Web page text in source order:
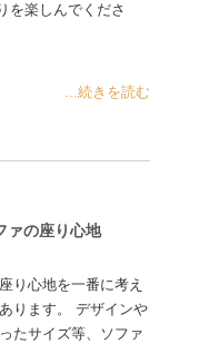
を楽しんでくださ
...続きを読む
ァの座り心地
り心地を一番に考え
ります。 デザインや
たサイズ等、ソファ